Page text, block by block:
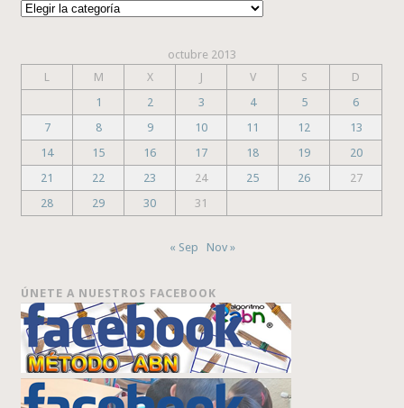
Categorías
octubre 2013
L
M X J V S
D
1
2 3 4 5
6
7
8 9 10 11 12
13
14
15 16 17 18 19
20
21
22 23 24 25 26
27
28
29 30 31
« Sep Nov »
ÚNETE A NUESTROS FACEBOOK